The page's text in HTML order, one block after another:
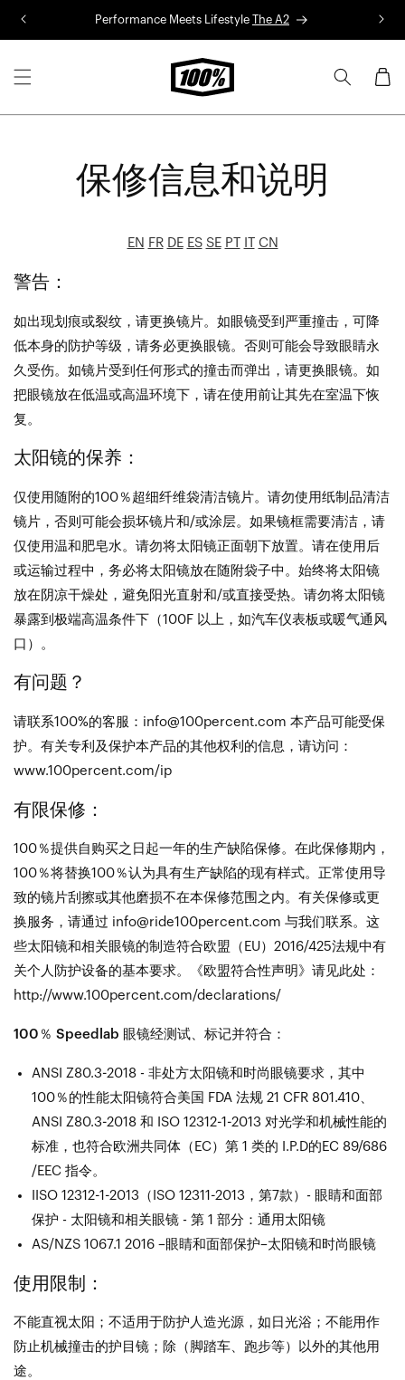
Performance Meets Lifestyle The A2
Cart
保修信息和说明
EN FR DE ES SE PT CN
警告：
如出现划痕或裂纹，请更换镜片。如眼镜受到严重撞击，可降
低本身的防护等级，请务必更换眼镜。否则可能会导致眼睛永
久受伤。如镜片受到任何形式的撞击而弹出，请更换眼镜。如
把眼镜放在低温或高温环境下，请在使用前让其先在室温下恢
复。
太阳镜的保养：
仅使用随附的100％超细纤维袋清洁镜片。请勿使用纸制品清洁
镜片，否则可能会损坏镜片和/或涂层。如果镜框需要清洁，请
仅使用温和肥皂水。请勿将太阳镜正面朝下放置。请在使用后
或运输过程中，务必将太阳镜放在随附袋子中。始终将太阳镜
放在阴凉干燥处，避免阳光直射和/或直接受热。请勿将太阳镜
暴露到极端高温条件下（100F 以上，如汽车仪表板或暖气通风
口）。
有问题？
请联系100%的客服：info@100percent.com 本产品可能受保
护。有关专利及保护本产品的其他权利的信息，请访问：
www.100percent.com/ip
有限保修：
100％提供自购买之日起一年的生产缺陷保修。在此保修期内，
100％将替换100％认为具有生产缺陷的现有样式。正常使用导
致的镜片刮擦或其他磨损不在本保修范围之内。有关保修或更
换服务，请通过 info@ride100percent.com 与我们联系。这
些太阳镜和相关眼镜的制造符合欧盟（EU）2016/425法规中有
关个人防护设备的基本要求。《欧盟符合性声明》请见此处：
http://www.100percent.com/declarations/
100％ Speedlab 眼镜经测试、标记并符合：
ANSI Z80.3-2018 - 非处方太阳镜和时尚眼镜要求，其中
100％的性能太阳镜符合美国 FDA 法规 21 CFR 801.410、
ANSI Z80.3-2018 和 ISO 12312-1-2013 对光学和机械性能的
标准，也符合欧洲共同体（EC）第 1 类的 I.P.D的EC 89/686
/EEC 指令。
IISO 12312-1-2013（ISO 12311-2013，第7款）- 眼睛和面部
保护 - 太阳镜和相关眼镜 - 第 1 部分：通用太阳镜
AS/NZS 1067.1 2016 –眼睛和面部保护–太阳镜和时尚眼镜
使用限制：
不能直视太阳；不适用于防护人造光源，如日光浴；不能用作
防止机械撞击的护目镜；除（脚踏车、跑步等）以外的其他用
途。